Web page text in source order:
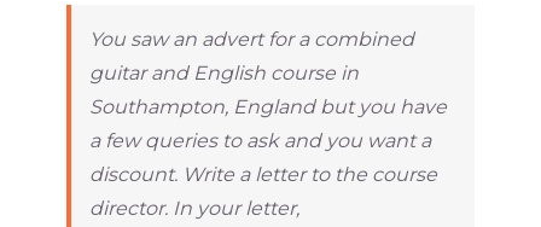
You saw an advert for a combined
guitar and English course in
Southampton, England but you have
a few queries to ask and you want a
discount. Write a letter to the course
director. In your letter,